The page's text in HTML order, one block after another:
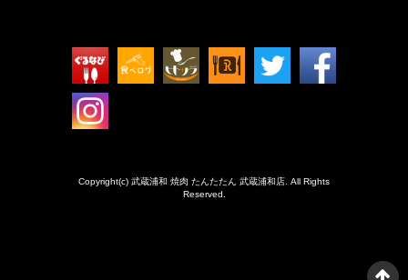
Copyright(c) 武蔵浦和 焼肉 たんたたん 武蔵浦和店. All Rights
Reserved.